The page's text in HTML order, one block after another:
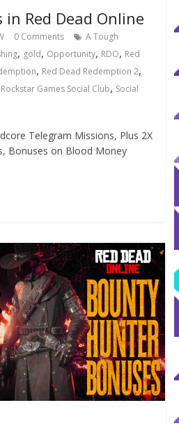
in Red Dead Online
0 Comments
A Tough
, gold, Opportunity, RDO, Red
, Red Dead Redemption 2,
Rockstar Games Social Club, Social
Telegram Missions, Plus 2X
Bonuses on Blood Money